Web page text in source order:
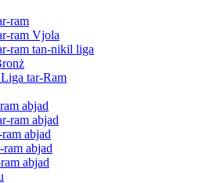
ram
ram Vjola
ram tan-nikil liga
tar-Ram
abjad
ram abjad
abjad
ram abjad
abjad